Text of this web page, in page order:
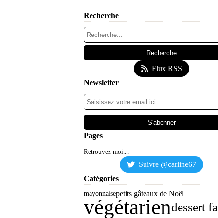
Recherche
Flux RSS
Newsletter
Pages
Retrouvez-moi....
Suivre @carline67
Catégories
mayonnaisepetits gâteaux de Noël
végétariendessert